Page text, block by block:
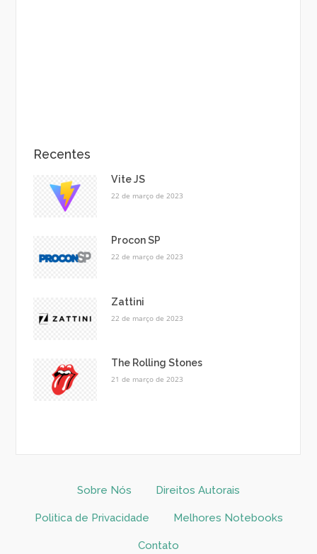
Recentes
Vite JS
22 de março de 2023
Procon SP
22 de março de 2023
Zattini
22 de março de 2023
The Rolling Stones
21 de março de 2023
Sobre Nós Direitos Autorais
Politica de Privacidade Melhores Notebooks
Contato